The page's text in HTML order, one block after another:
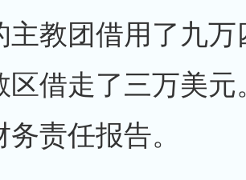
主教团借用了九万
区借走了三万美
责任报告。